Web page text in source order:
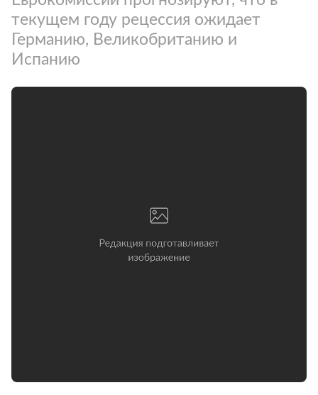
текущем году рецессия ожидает
Германию, Великобританию и
Испанию